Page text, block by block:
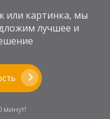
или картинка, мы
лучшее и
минут!